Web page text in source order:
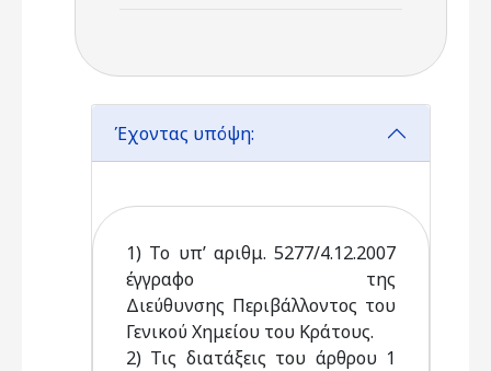
Έχοντας υπόψη:
1) Το υπ’ αριθμ. 5277/4.12.2007
έγγραφο της
Διεύθυνσης Περιβάλλοντος του
Γενικού Χημείου του Κράτους.
2) Τις διατάξεις του άρθρου 1